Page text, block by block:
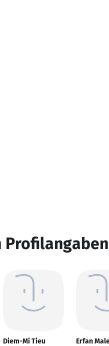
Profilangaben
Diem-Mi Tieu Erfan